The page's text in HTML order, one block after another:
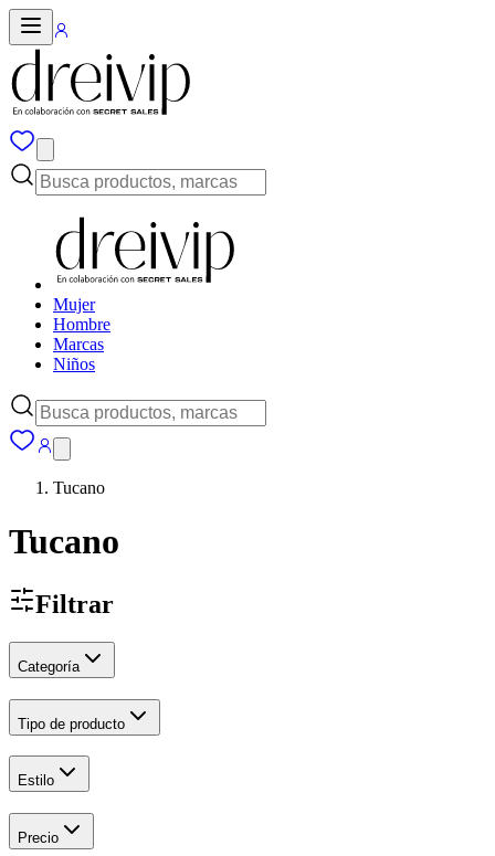
Mujer
Hombre
Marcas
Niños
Tucano
Tucano
Filtrar
Categoría
Tipo de producto
Estilo
Precio